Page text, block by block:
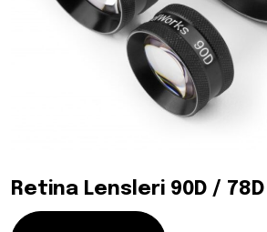
Retina Lensleri 90D /